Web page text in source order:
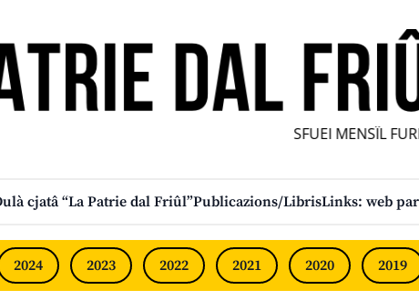
SFUEI MENSÎL
cjatâ “La Patrie dal Friûl”Publicazions/LibrisLinks: web
2024 2023 2022 2021 2020 2019